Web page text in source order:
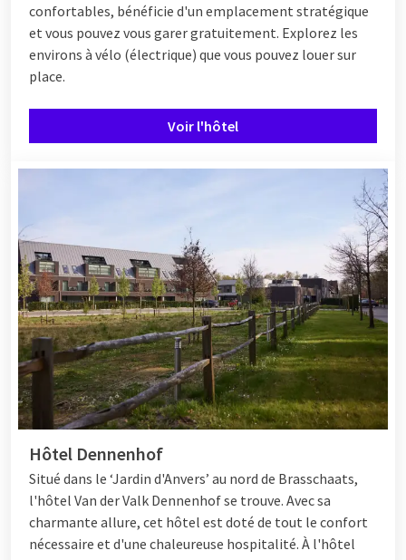
confortables, bénéficie d'un emplacement stratégique
et vous pouvez vous garer gratuitement. Explorez les
environs à vélo (électrique) que vous pouvez louer sur
place.
Voir l'hôtel
Hôtel Dennenhof
Situé dans le ‘Jardin d'Anvers’ au nord de Brasschaats,
l'hôtel Van der Valk Dennenhof se trouve. Avec sa
charmante allure, cet hôtel est doté de tout le confort
nécessaire et d'une chaleureuse hospitalité. À l'hôtel